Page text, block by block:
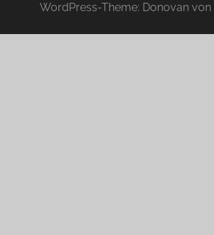
WordPress-Theme: Donovan von